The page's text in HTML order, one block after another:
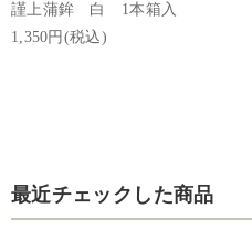
謹上蒲鉾 白 1本箱入
1,350円(税込)
最近チェックした商品